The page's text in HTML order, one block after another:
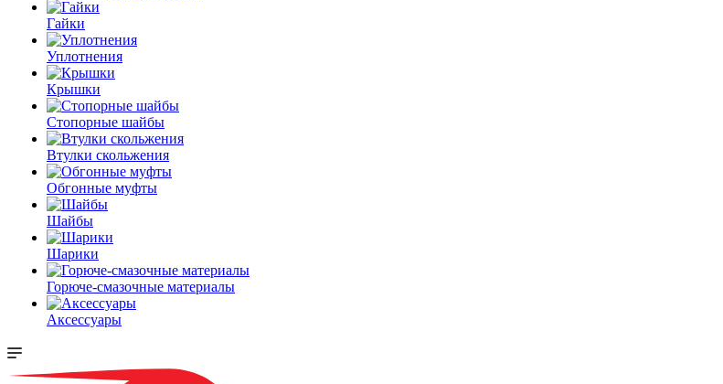
Гайки
Уплотнения
Крышки
Стопорные шайбы
Втулки скольжения
Обгонные муфты
Шайбы
Шарики
Горюче-смазочные материалы
Аксессуары